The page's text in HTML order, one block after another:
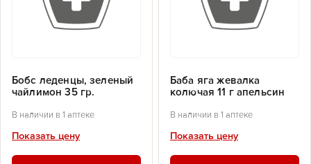
Бобс леденцы, зеленый
чайлимон 35 гр.
В наличии в 1 аптеке
Показать цену
Баба яга жевалка
колючая 11 г апельсин
В наличии в 1 аптеке
Показать цену